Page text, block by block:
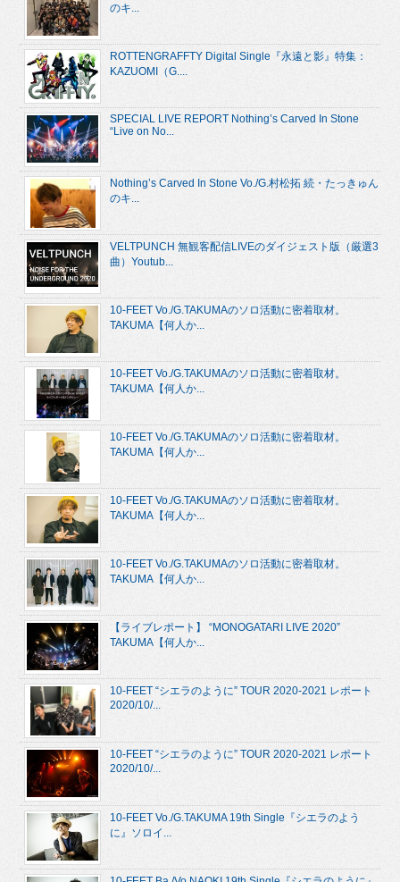
のキ...
ROTTENGRAFFTY Digital Single『永遠と影』特集：
KAZUOMI（G....
SPECIAL LIVE REPORT Nothing’s Carved In Stone
“Live on No...
Nothing’s Carved In Stone Vo./G.村松拓 続・たっきゅん
のキ...
VELTPUNCH 無観客配信LIVEのダイジェスト版（厳選3
曲）Youtub...
10-FEET Vo./G.TAKUMAのソロ活動に密着取材。
TAKUMA【何人か...
10-FEET Vo./G.TAKUMAのソロ活動に密着取材。
TAKUMA【何人か...
10-FEET Vo./G.TAKUMAのソロ活動に密着取材。
TAKUMA【何人か...
10-FEET Vo./G.TAKUMAのソロ活動に密着取材。
TAKUMA【何人か...
10-FEET Vo./G.TAKUMAのソロ活動に密着取材。
TAKUMA【何人か...
【ライブレポート】 “MONOGATARI LIVE 2020”
TAKUMA【何人か...
10-FEET “シエラのように” TOUR 2020-2021 レポート
2020/10/...
10-FEET “シエラのように” TOUR 2020-2021 レポート
2020/10/...
10-FEET Vo./G.TAKUMA 19th Single『シエラのよう
に』ソロイ...